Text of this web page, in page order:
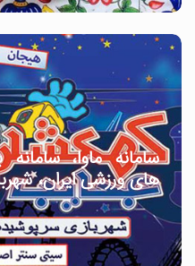
سامانه ماوا،
های ورزشی ایران،